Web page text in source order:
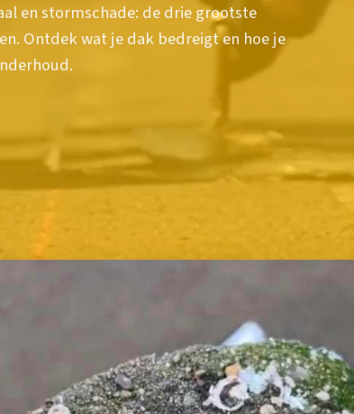
en stormschade: de drie grootste
Ontdek wat je dak bedreigt en hoe je